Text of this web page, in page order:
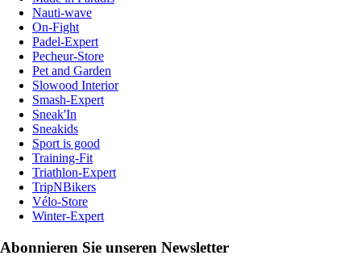
Nauti-wave
On-Fight
Padel-Expert
Pecheur-Store
Pet and Garden
Slowood Interior
Smash-Expert
Sneak'In
Sneakids
Sport is good
Training-Fit
Triathlon-Expert
TripNBikers
Vélo-Store
Winter-Expert
Abonnieren Sie unseren Newsletter